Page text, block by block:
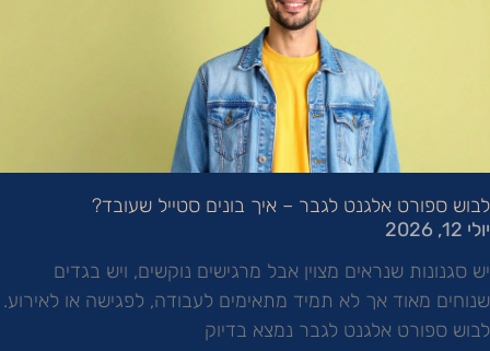
לבוש ספורט אלגנט לגבר – איך בונים סטייל שעובד?
יולי 12, 2026
יש סגנונות שנראים מצוין אבל מרגישים נוקשים, ויש בגדים
שנוחים מאוד אך לא תמיד מתאימים לעבודה, לפגישה או לאירוע.
לבוש ספורט אלגנט לגבר נמצא בדיוק